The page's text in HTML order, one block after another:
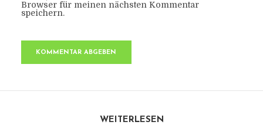
Browser für meinen nächsten Kommentar
speichern.
WEITERLESEN